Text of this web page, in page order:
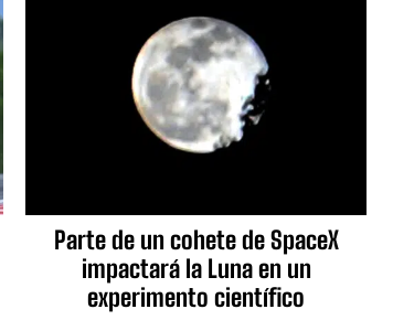
Parte de un cohete de SpaceX
impactará la Luna en un
experimento científico